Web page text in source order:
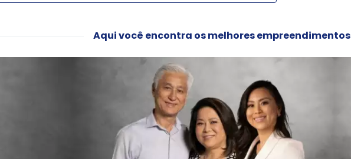
Aqui você encontra os melhores empreendimentos